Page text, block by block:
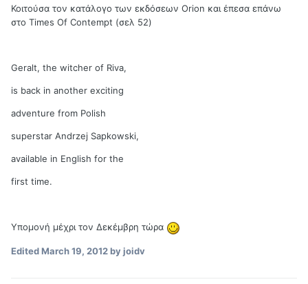
Κοιτούσα τον κατάλογο των εκδόσεων Orion και έπεσα επάνω
στο Times Of Contempt (σελ 52)
Geralt, the witcher of Riva,
is back in another exciting
adventure from Polish
superstar Andrzej Sapkowski,
available in English for the
first time.
Υπομονή μέχρι τον Δεκέμβρη τώρα
EditedMarch 19, 2012by joidv